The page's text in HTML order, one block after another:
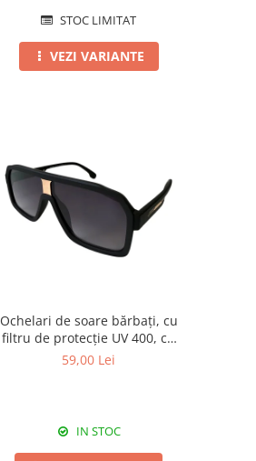
STOC LIMITAT
VEZI VARIANTE
Ochelari de soare bărbați, cu
filtru de protecție UV 400, cu
toc cadou, OSB79
59,00 Lei
IN STOC